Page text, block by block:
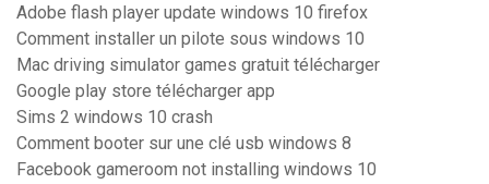
Adobe flash player update windows 10 firefox
Comment installer un pilote sous windows 10
Mac driving simulator games gratuit télécharger
Google play store télécharger app
Sims 2 windows 10 crash
Comment booter sur une clé usb windows 8
Facebook gameroom not installing windows 10